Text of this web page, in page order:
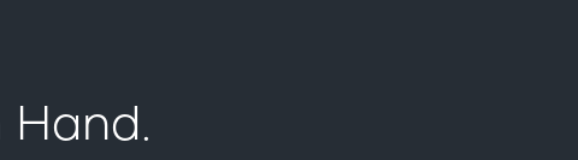
Hand.